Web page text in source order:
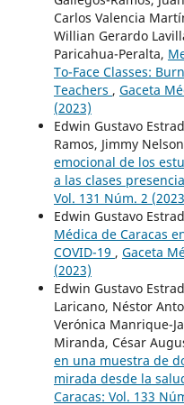
Carlos Valencia
Willian Gerardo
Paricahua-Peralta,
To-Face Classes:
Teachers , Gaceta
(2023)
Edwin Gustavo
Ramos, Jimmy
emocional de los
a las clases
Vol. 131 Núm. 2
Edwin Gustavo
Médica de Caracas
COVID-19 , Gaceta
(2023)
Edwin Gustavo
Laricano, Néstor
Verónica Manrique-
Miranda, César
en una muestra de
mirada desde la
Caracas: Vol. 133